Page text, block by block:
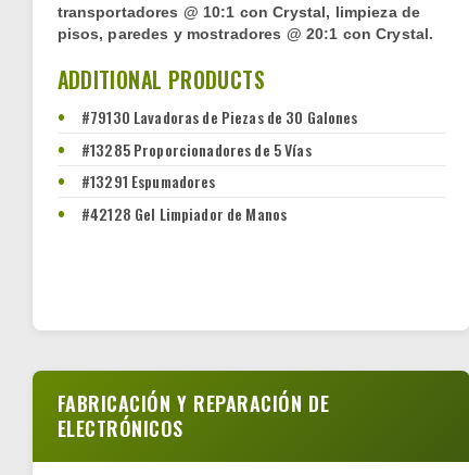
transportadores @ 10:1 con Crystal, limpieza de
pisos, paredes y mostradores @ 20:1 con Crystal.
ADDITIONAL PRODUCTS
#79130 Lavadoras de Piezas de 30 Galones
#13285 Proporcionadores de 5 Vías
#13291 Espumadores
#42128 Gel Limpiador de Manos
FABRICACIÓN Y REPARACIÓN DE
ELECTRÓNICOS